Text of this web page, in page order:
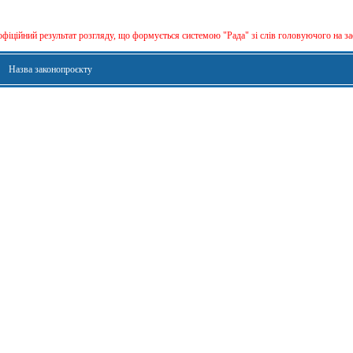
результат розгляду, що формується сиcтемою "Рада" зі слів головуючого на
Назва законопроєкту